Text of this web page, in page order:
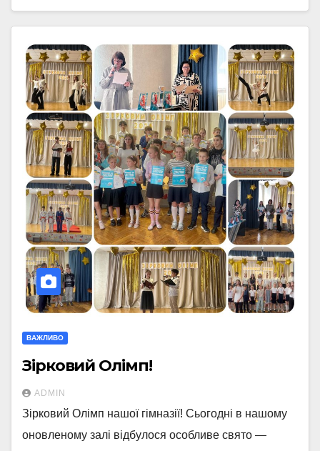
ВАЖЛИВО
Зірковий Олімп!
ADMIN
Зірковий Олімп нашої гімназії! Сьогодні в нашому
оновленому залі відбулося особливе свято —